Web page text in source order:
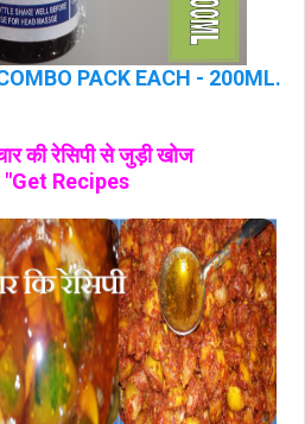
PACK EACH - 200ML.
की रेसिपी से जुड़ी खोज
Recipes